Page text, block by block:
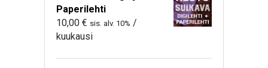
Paperilehti
10,00 € sis. alv. 10% /
kuukausi